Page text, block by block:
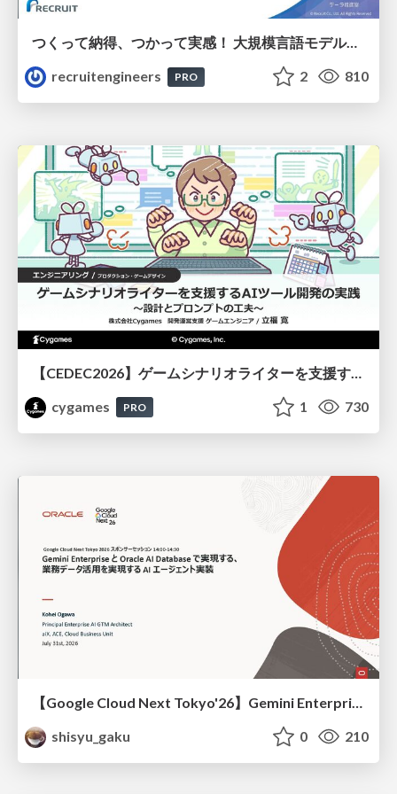
つくって納得、つかって実感！ 大規模言語モデルことはじめ ver2.0
recruitengineers
PRO 2 810
cygames
PRO 1 730
【Google Cloud Next Tokyo'26】Gemini Enterprise と Oracle AI Database で実現する、 業務データ活用を実現する AI エージェント実装
shisyu_gaku
0 210